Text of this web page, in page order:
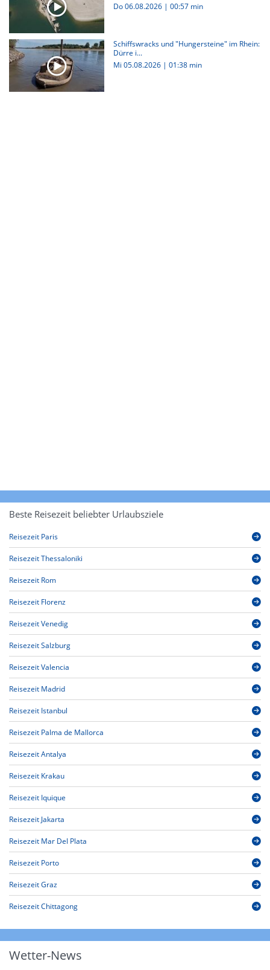
Do 06.08.2026 | 00:57 min
Schiffswracks und "Hungersteine" im Rhein:
Dürre i...
Mi 05.08.2026 | 01:38 min
Beste Reisezeit beliebter Urlaubsziele
Reisezeit Paris
Reisezeit Thessaloniki
Reisezeit Rom
Reisezeit Florenz
Reisezeit Venedig
Reisezeit Salzburg
Reisezeit Valencia
Reisezeit Madrid
Reisezeit Istanbul
Reisezeit Palma de Mallorca
Reisezeit Antalya
Reisezeit Krakau
Reisezeit Iquique
Reisezeit Jakarta
Reisezeit Mar Del Plata
Reisezeit Porto
Reisezeit Graz
Reisezeit Chittagong
Wetter-News